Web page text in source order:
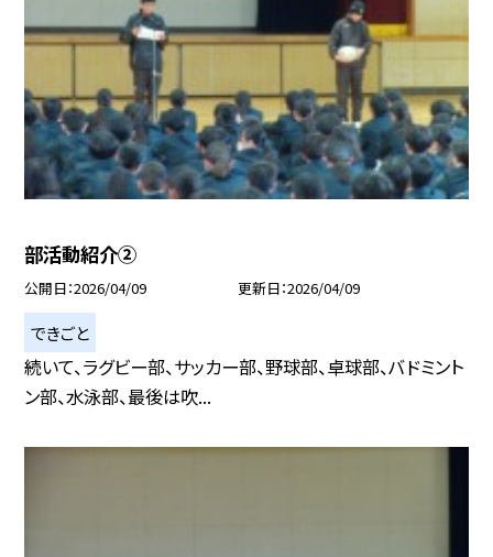
部活動紹介②
公開日 2026/04/09 更新日 2026/04/09
できごと
続いて、ラグビー部、サッカー部、野球部、卓球部、バドミント
ン部、水泳部、最後は吹...